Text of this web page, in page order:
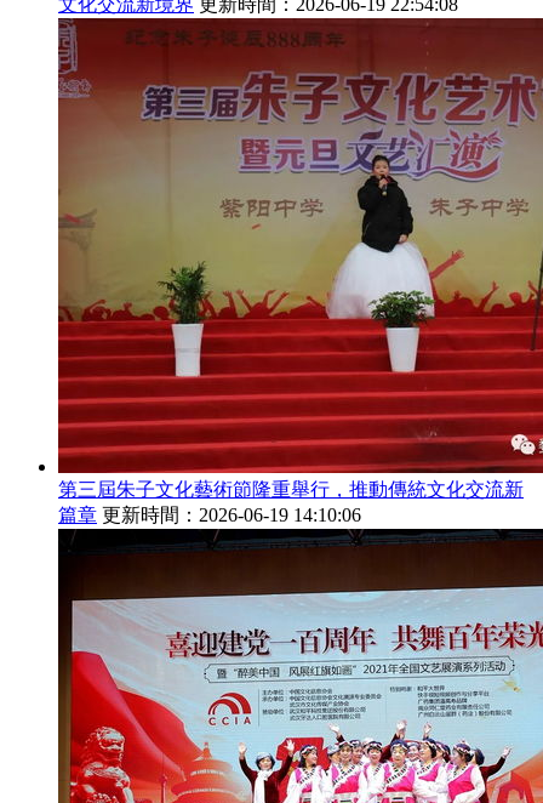
第三屆朱子文化藝術節隆重舉行，推動傳統文化交流新
篇章 更新時間：2026-06-19 14:10:06